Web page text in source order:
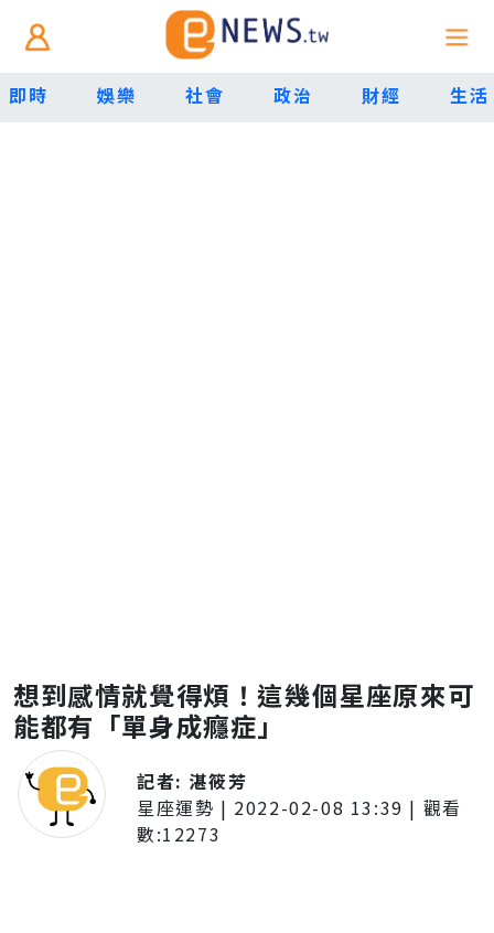
即時 娛樂 社會 政治 財經 生活
想到感情就覺得煩！這幾個星座原來可
能都有「單身成癮症」
記者: 湛筱芳
星座運勢 | 2022-02-08 13:39 | 觀看
數:12273